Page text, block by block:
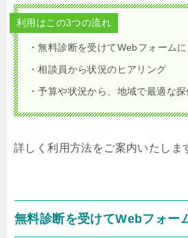
利用はこの3つの流れ
・無料診断を受けてWebフォームに
・相談員から状況のヒアリング
・予算や状況から、地域で最適な
詳しく利用方法をご案内いたしま
無料診断を受けてWebフォー